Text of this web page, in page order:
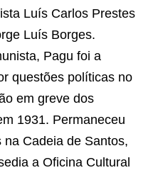
Luís Carlos Prestes
Luís Borges.
Pagu foi a
questões políticas no
em greve dos
1931. Permaneceu
Cadeia de Santos,
a Oficina Cultural